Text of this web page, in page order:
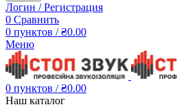
Логин / Регистрация
0 Сравнить
0 пунктов / ₴0.00
Меню
0 пунктов / ₴0.00
Наш каталог